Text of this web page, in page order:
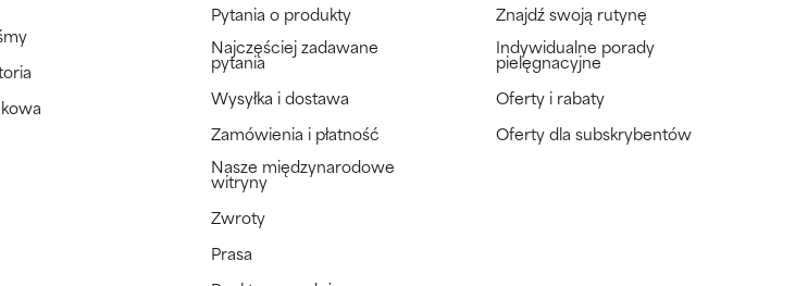
Pytania o produkty
Najczęściej zadawane
pytania
Wysyłka i dostawa
Zamówienia i płatność
Nasze międzynarodowe
witryny
Zwroty
Prasa
Znajdź swoją rutynę
Indywidualne porady
pielęgnacyjne
Oferty i rabaty
Oferty dla subskrybentów